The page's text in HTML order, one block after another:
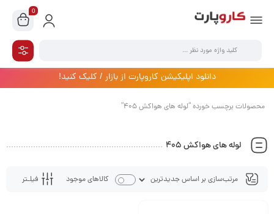
0
دانلود اپلیکیشن کاروپارت از بازار / کلیک کنید!
محصولات برچسب خورده “لوله های هواکش 405”
لوله های هواکش 405
فیلـتر کالاهای موجود